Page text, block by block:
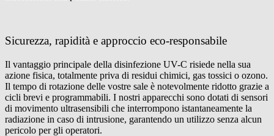
Sicurezza, rapidità e approccio eco-responsabile
Il vantaggio principale della disinfezione UV-C risiede nella sua
azione fisica, totalmente priva di residui chimici, gas tossici o ozono.
Il tempo di rotazione delle vostre sale è notevolmente ridotto grazie a
cicli brevi e programmabili. I nostri apparecchi sono dotati di sensori
di movimento ultrasensibili che interrompono istantaneamente la
radiazione in caso di intrusione, garantendo un utilizzo senza alcun
pericolo per gli operatori.